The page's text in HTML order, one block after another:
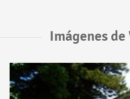
Imágenes